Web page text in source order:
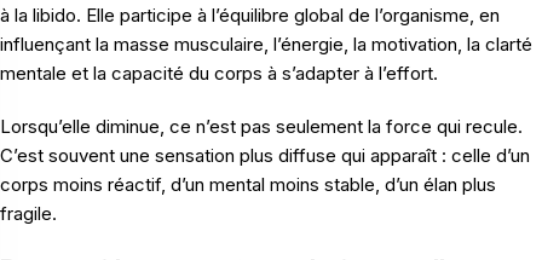
à la libido. Elle participe à l’équilibre global de l’organisme, en
influençant la masse musculaire, l’énergie, la motivation, la clarté
mentale et la capacité du corps à s’adapter à l’effort.
Lorsqu’elle diminue, ce n’est pas seulement la force qui recule.
C’est souvent une sensation plus diffuse qui apparaît : celle d’un
corps moins réactif, d’un mental moins stable, d’un élan plus
fragile.